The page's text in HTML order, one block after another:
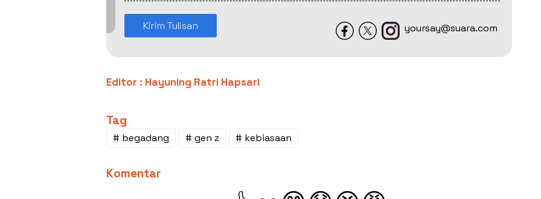
Kirim Tulisan yoursay@suara.com
Editor : Hayuning Ratri Hapsari
Tag
# begadang # gen z # kebiasaan
Komentar